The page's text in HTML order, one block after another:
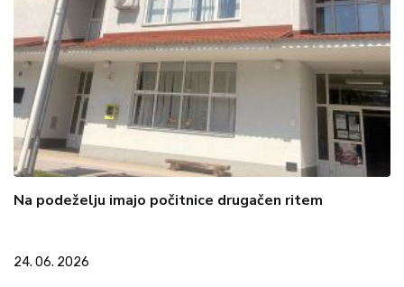
Na podeželju imajo počitnice drugačen ritem
24. 06. 2026